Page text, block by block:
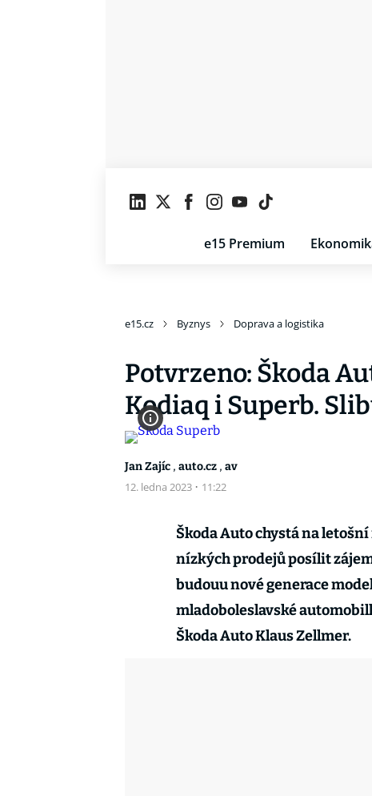
e15 Premium
e15.cz Byznys Doprava a logistika
Potvrzeno: Škoda
Kodiaq i Superb.
Jan Zajíc , auto.cz , av
12. ledna 2023 · 11:22
Škoda Auto chystá na
nízkých prodejů posílit
budouu nové generace
mladoboleslavské
Škoda Auto Klaus Zellmer.